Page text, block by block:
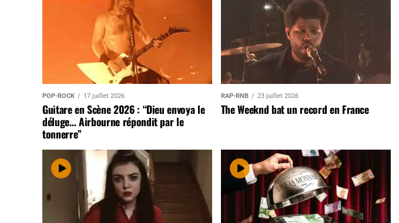
POP-ROCK 17 juillet 2026
Guitare en Scène 2026 : “Dieu envoya le
déluge… Airbourne répondit par le
tonnerre”
RAP-RNB 23 juillet 2026
The Weeknd bat un record en France